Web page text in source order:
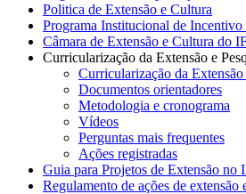
Politica de Extensão e Cultura
Programa Institucional de
Câmara de Extensão e Cultura
Curricularização da Extensão e
Curricularização da Extensão
Documentos orientadores
Metodologia e cronograma
Vídeos
Perguntas mais frequentes
Ações registradas
Guia para Projetos de Extensão no
Regulamento de ações de extensão